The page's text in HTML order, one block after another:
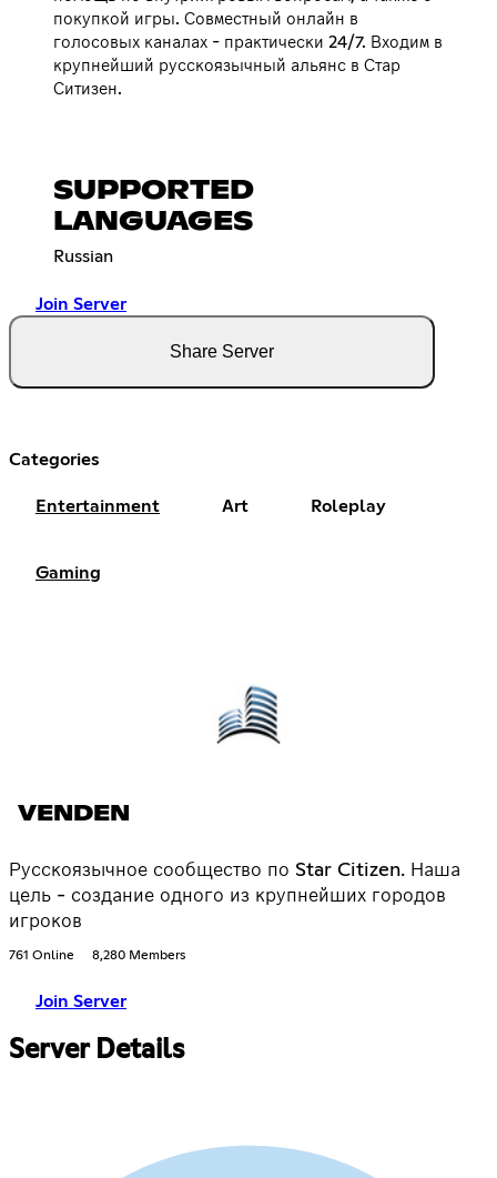
покупкой игры. Совместный онлайн в
голосовых каналах - практически 24/7. Входим в
крупнейший русскоязычный альянс в Стар
Ситизен.
SUPPORTED
LANGUAGES
Russian
Join Server
Share Server
Categories
Entertainment Art Roleplay
Gaming
VENDEN
Русскоязычное сообщество по Star Citizen. Наша
цель - создание одного из крупнейших городов
игроков
761 Online 8,280 Members
Join Server
Server Details